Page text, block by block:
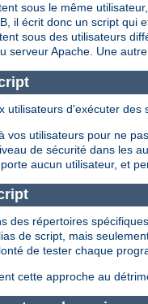
sous le même
il écrit donc un script
sous des utilisateurs
serveur Apache. Une
utilisateurs d'exécuter
vos utilisateurs pour ne
de sécurité dans les
aucun utilisateur, et
des répertoires
de script, mais
de tester chaque
cette approche au